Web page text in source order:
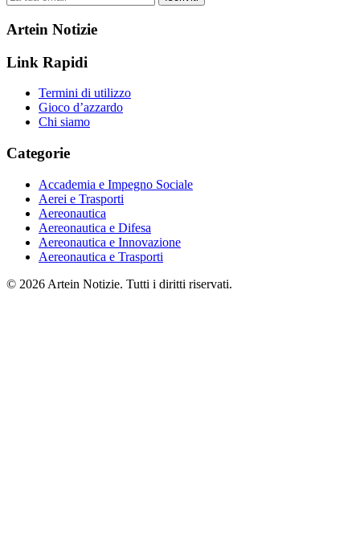
Artein Notizie
Link Rapidi
Termini di utilizzo
Gioco d’azzardo
Chi siamo
Categorie
Accademia e Impegno Sociale
Aerei e Trasporti
Aereonautica
Aereonautica e Difesa
Aereonautica e Innovazione
Aereonautica e Trasporti
© 2026 Artein Notizie. Tutti i diritti riservati.